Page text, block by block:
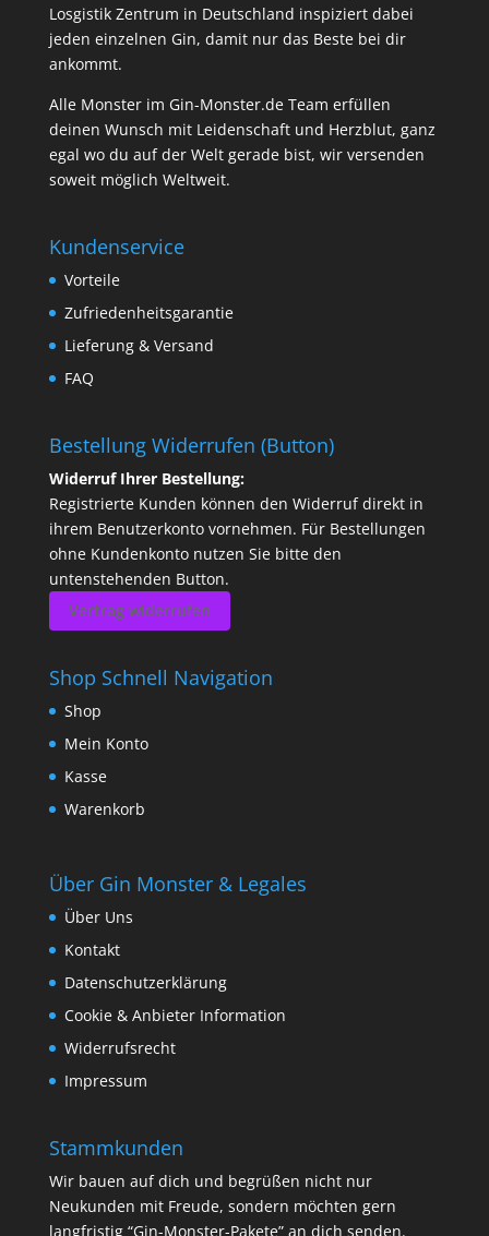
Losgistik Zentrum in Deutschland inspiziert dabei
jeden einzelnen Gin, damit nur das Beste bei dir
ankommt.
Alle Monster im Gin-Monster.de Team erfüllen
deinen Wunsch mit Leidenschaft und Herzblut, ganz
egal wo du auf der Welt gerade bist, wir versenden
soweit möglich Weltweit.
Kundenservice
Vorteile
Zufriedenheitsgarantie
Lieferung & Versand
FAQ
Bestellung Widerrufen (Button)
Widerruf Ihrer Bestellung:
Registrierte Kunden können den Widerruf direkt in
ihrem Benutzerkonto vornehmen. Für Bestellungen
ohne Kundenkonto nutzen Sie bitte den
untenstehenden Button.
Vertrag widerrufen
Shop Schnell Navigation
Shop
Mein Konto
Kasse
Warenkorb
Über Gin Monster & Legales
Über Uns
Kontakt
Datenschutzerklärung
Cookie & Anbieter Information
Widerrufsrecht
Impressum
Stammkunden
Wir bauen auf dich und begrüßen nicht nur
Neukunden mit Freude, sondern möchten gern
langfristig “Gin-Monster-Pakete” an dich senden.